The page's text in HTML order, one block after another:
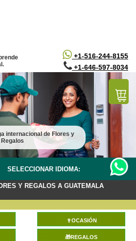
+1-516-244-8155
+1-646-597-8034
internacional de Flores y
Regalos
SELECCIONAR IDIOMA:
Y REGALOS A GUATEMALA
🍷OCASIÓN
🎁REGALOS